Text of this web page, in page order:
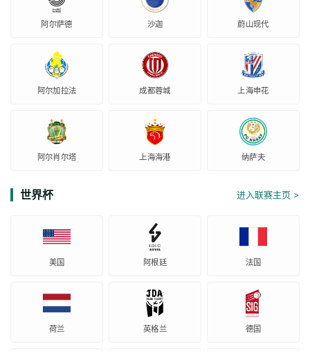
阿尔萨德 沙迦 蔚山现代
阿尔加拉法 成都蓉城 上海申花
阿尔肖尔塔 上海海港 纳萨夫
世界杯 进入联赛主页 >
美国 阿根廷 法国
荷兰 英格兰 德国